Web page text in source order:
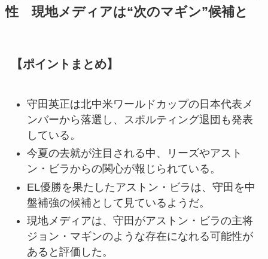
性 現地メディアは“次のマギン”候補と
【ポイントまとめ】
守田英正は北中米ワールドカップの日本代表メ
ンバーから落選し、スポルティング退団も発表
している。
今夏の去就が注目される中、リーズやアスト
ン・ビラからの関心が報じられている。
EL優勝を果たしたアストン・ビラは、守田を中
盤補強の候補として見ているようだ。
現地メディアは、守田がアストン・ビラの主将
ジョン・マギンのような存在になれる可能性が
あると評価した。